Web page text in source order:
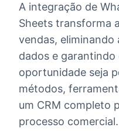
A integração de
Sheets transforma
vendas, eliminando
dados e garantindo
oportunidade seja
métodos,
um CRM completo
processo comercial.